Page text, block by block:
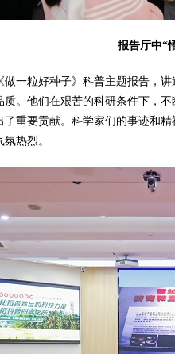
报告厅中“
一粒好种子》科普主题报告，
。他们在艰苦的科研条件下，
重要贡献。科学家们的事迹和
热烈。